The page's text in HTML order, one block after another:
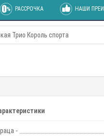
РАССРОЧКА НАШИ
Трио Король спорта
-